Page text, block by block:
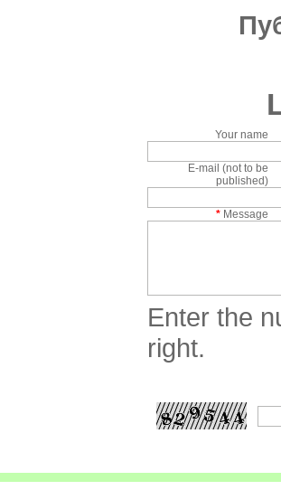
Your name
E-mail (not to be
published)
* Message
Enter the
right.